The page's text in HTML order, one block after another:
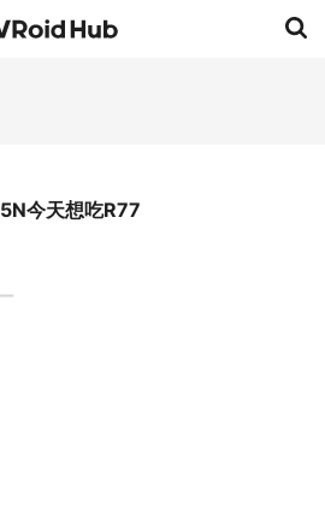
今天想吃R77